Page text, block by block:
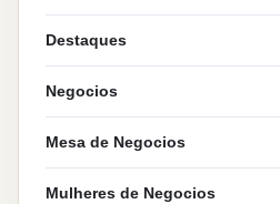
Destaques
Negocios
Mesa de Negocios
Mulheres de Negocios